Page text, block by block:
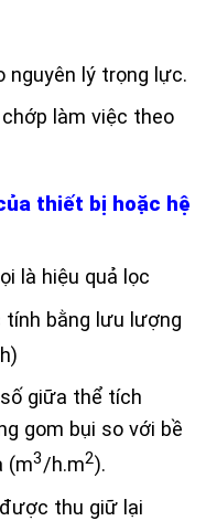
nguyên lý trọng lực.
làm việc theo
thiết bị hoặc hệ
là hiệu quả lọc
bằng lưu lượng
giữa thể tích
gom bụi so với bề
(m3/h.m2).
thu giữ lại